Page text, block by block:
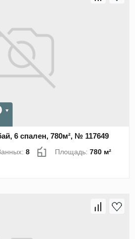
6 спален, 780м², № 117649
8 Площадь:780 м²